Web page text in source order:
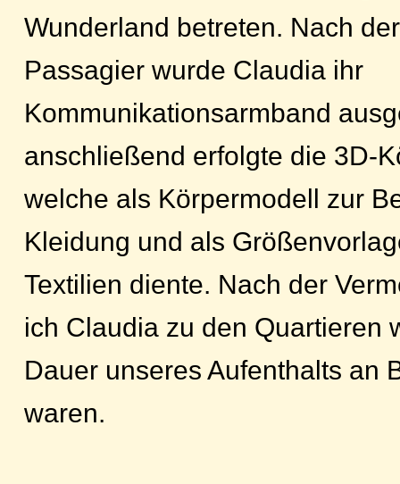
Wunderland betreten. Nach
Passagier wurde Claudia ihr
Kommunikationsarmband
anschließend erfolgte die 3D-
welche als Körpermodell zur
Kleidung und als
Textilien diente. Nach der
ich Claudia zu den Quartieren
Dauer unseres Aufenthalts an
waren.